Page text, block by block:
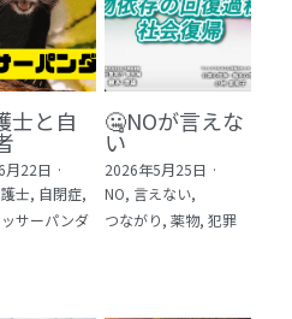
防災・科学技術 12冊
来予測 11冊
の小説・漫画・ドラマ・
士と自
月22日 ·
士, 自閉症,
ッサーパンダ
🤐NOが言えな
い
2026年5月25日 ·
NO, 言えない,
つながり, 薬物, 犯罪